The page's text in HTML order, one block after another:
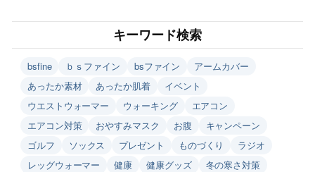
キーワード検索
bsfine ｂｓファイン bsファイン
アームカバー
あったか素材
あったか肌着
イベント
ウエストウォーマー
ウォーキング
エアコン
エアコン対策
おやすみマスク お腹
キャンペーン
ゴルフ
ソックス プレゼント ものづくり
ラジオ
レッグウォーマー
健康 健康グッズ
冬の寒さ対策